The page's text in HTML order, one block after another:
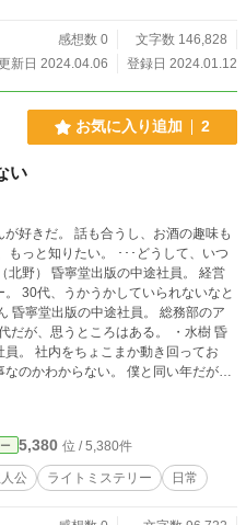
感想数 0
文字数 146,828
新日 2024.04.06
登録日 2024.01.12
お気に入り追加 2
い
好きだ。 話も合うし、お酒の趣味も
30代、うかうかしていられないなと
、思うところはある。 ・水樹 昏
。 社内をちょこまか動き回ってお
なのかわからない。 僕と同い年だが、
ロの人 その道のプロ
く現れる有識者。 弊社のセキュリティ
5,380 位 / 5,380件
公 ライトミステリー 日常